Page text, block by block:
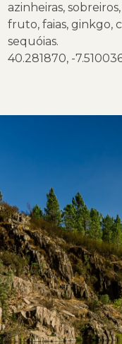
azinheiras,
fruto, faias, ginkgo,
sequóias.
40.281870, -